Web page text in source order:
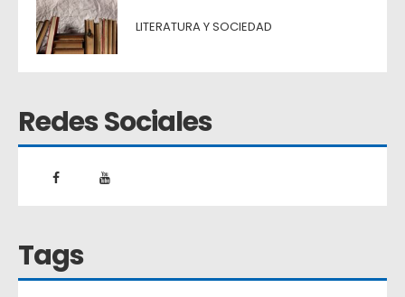
LITERATURA Y SOCIEDAD
Redes Sociales
Tags